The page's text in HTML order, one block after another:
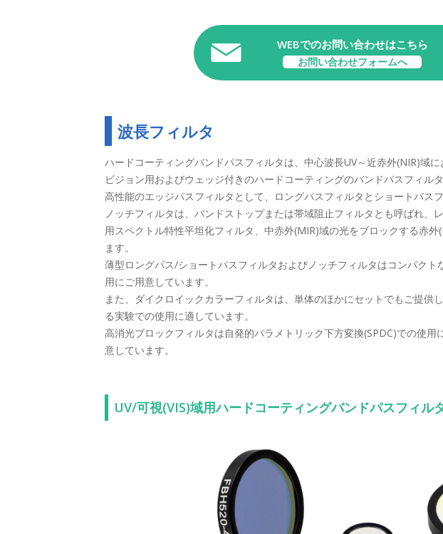
WEBでのお問い合わせはこちら
お問い合わせフォームへ
波長フィルタ
ハードコーティングバンドパスフィルタは、中心波長UV～近赤外(NIR)域
ビジョン用およびウェッジ付きのハードコーティングのバンドパスフィルタ
高性能のエッジパスフィルタとして、ロングパスフィルタとショートパス
ノッチフィルタは、バンドストップまたは帯域阻止フィルタとも呼ばれ
用スペクトル特性平坦化フィルタ、中赤外(MIR)域の光をブロックする赤
ます。
薄型ロングパス/ショートパスフィルタおよびノッチフィルタはコンパク
用にご用意しています。
また、ダイクロイックカラーフィルタは、単体のほかにセットでもご提
る実験での使用に適しています。
高消光ブロックフィルタは自発的パラメトリック下方変換(SPDC)での使
意しています。
UV/可視(VIS)域用ハードコーティングバンドパスフィル